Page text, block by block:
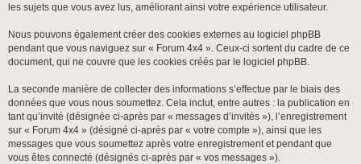
les sujets que vous avez lus, améliorant ainsi votre expérience utilisateur.
Nous pouvons également créer des cookies externes au logiciel phpBB
pendant que vous naviguez sur « Forum 4x4 ». Ceux-ci sortent du cadre de ce
document, qui ne couvre que les cookies créés par le logiciel phpBB.
La seconde manière de collecter des informations s’effectue par le biais des
données que vous nous soumettez. Cela inclut, entre autres : la publication en
tant qu’invité (désignée ci-après par « messages d’invités »), l’enregistrement
sur « Forum 4x4 » (désigné ci-après par « votre compte »), ainsi que les
messages que vous soumettez après votre enregistrement et pendant que
vous êtes connecté (désignés ci-après par « vos messages »).